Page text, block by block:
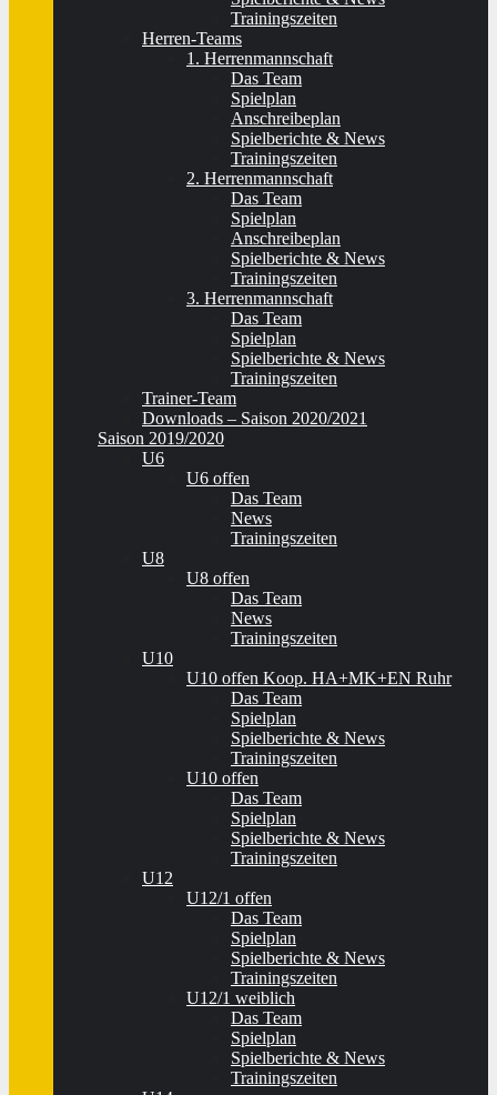
Trainingszeiten
Herren-Teams
1. Herrenmannschaft
Das Team
Spielplan
Anschreibeplan
Spielberichte & News
Trainingszeiten
2. Herrenmannschaft
Das Team
Spielplan
Anschreibeplan
Spielberichte & News
Trainingszeiten
3. Herrenmannschaft
Das Team
Spielplan
Spielberichte & News
Trainingszeiten
Trainer-Team
Downloads – Saison 2020/2021
Saison 2019/2020
U6
U6 offen
Das Team
News
Trainingszeiten
U8
U8 offen
Das Team
News
Trainingszeiten
U10
U10 offen Koop. HA+MK+EN Ruhr
Das Team
Spielplan
Spielberichte & News
Trainingszeiten
U10 offen
Das Team
Spielplan
Spielberichte & News
Trainingszeiten
U12
U12/1 offen
Das Team
Spielplan
Spielberichte & News
Trainingszeiten
U12/1 weiblich
Das Team
Spielplan
Spielberichte & News
Trainingszeiten